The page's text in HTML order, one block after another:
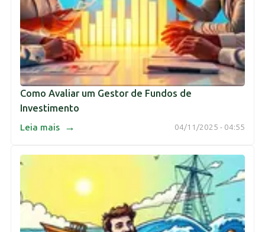
Como Avaliar um Gestor de Fundos de
Investimento
04/11/2025 - 04:55
Leia mais →